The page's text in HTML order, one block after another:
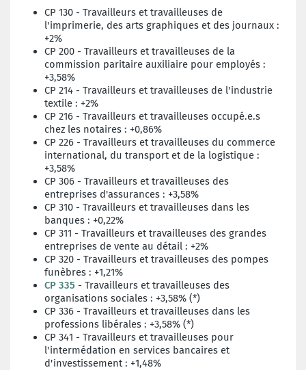
CP 130 - Travailleurs et travailleuses de
l'imprimerie, des arts graphiques et des journaux :
+2%
CP 200 - Travailleurs et travailleuses de la
commission paritaire auxiliaire pour employés :
+3,58%
CP 214 - Travailleurs et travailleuses de l'industrie
textile : +2%
CP 216 - Travailleurs et travailleuses occupé.e.s
chez les notaires : +0,86%
CP 226 - Travailleurs et travailleuses du commerce
international, du transport et de la logistique :
+3,58%
CP 306 - Travailleurs et travailleuses des
entreprises d'assurances : +3,58%
CP 310 - Travailleurs et travailleuses dans les
banques : +0,22%
CP 311 - Travailleurs et travailleuses des grandes
entreprises de vente au détail : +2%
CP 320 - Travailleurs et travailleuses des pompes
funèbres : +1,21%
CP 335 - Travailleurs et travailleuses des
organisations sociales : +3,58% (*)
CP 336 - Travailleurs et travailleuses dans les
professions libérales : +3,58% (*)
CP 341 - Travailleurs et travailleuses pour
l'intermédation en services bancaires et
d'investissement : +1,48%